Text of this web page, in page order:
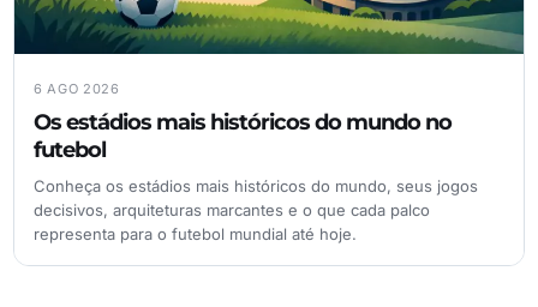
6 AGO 2026
Os estádios mais históricos do mundo no
futebol
Conheça os estádios mais históricos do mundo, seus jogos
decisivos, arquiteturas marcantes e o que cada palco
representa para o futebol mundial até hoje.